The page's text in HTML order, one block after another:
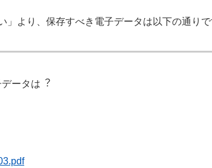
より、保存すべき電子データは以下の通りで
ータは︖